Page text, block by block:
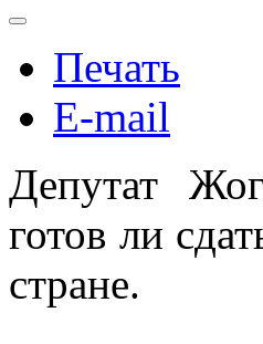
Печать
E-mail
Депутат
готов ли
стране.